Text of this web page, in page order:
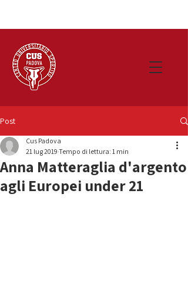
Post
Anna Matteraglia d'argento
agli Europei under 21
Cus Padova
21 lug 2019 Tempo di lettura: 1 min